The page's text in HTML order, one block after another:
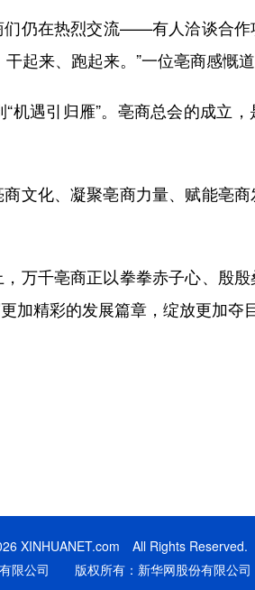
仍在热烈交流——有人洽谈合作
起来、跑起来。”一位亳商感慨道
遇引归雁”。亳商总会的成立
化、凝聚亳商力量、赋能亳商
千亳商正以拳拳赤子心、殷殷
精彩的发展篇章，绽放更加夺
XINHUANET.com All Rights Reserved.
有限公司 版权所有：新华网股份有限公司